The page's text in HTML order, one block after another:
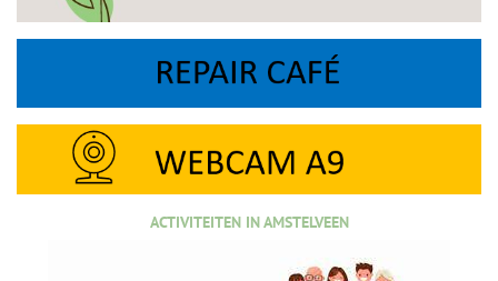
ACTIVITEITEN IN AMSTELVEEN